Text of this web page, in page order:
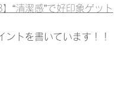
】“清潔感”で好印象ゲット
ントを書いています！！